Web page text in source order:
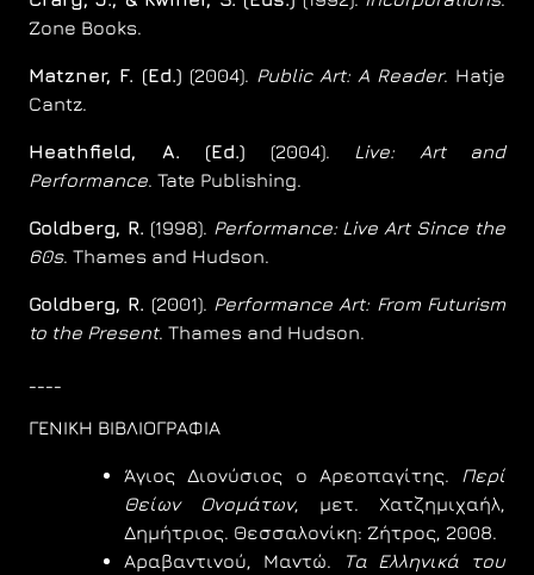
Zone Books.
Matzner, F. (Ed.) (2004). Public Art: A Reader. Hatje
Cantz.
Heathfield, A. (Ed.) (2004).
Live: Art and
Performance. Tate Publishing.
Goldberg, R. (1998). Performance: Live Art Since the
60s. Thames and Hudson.
Goldberg, R. (2001). Performance Art: From Futurism
to the Present. Thames and Hudson.
ΓΕΝΙΚΗ ΒΙΒΛΙΟΓΡΑΦΙΑ
Άγιος Διονύσιος ο Αρεοπαγίτης.
Περί
Θείων Ονομάτων, μετ. Χατζημιχαήλ,
Δημήτριος. Θεσσαλονίκη: Ζήτρος, 2008.
Αραβαντινού, Μαντώ.
Τα Ελληνικά του